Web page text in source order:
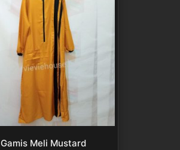
Gamis Meli Mustard